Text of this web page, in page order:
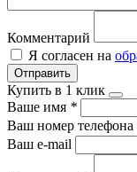
Комментарий
Я согласен на
Отправить
Купить в 1 клик
Ваше имя *
Ваш номер телефона
Ваш e-mail